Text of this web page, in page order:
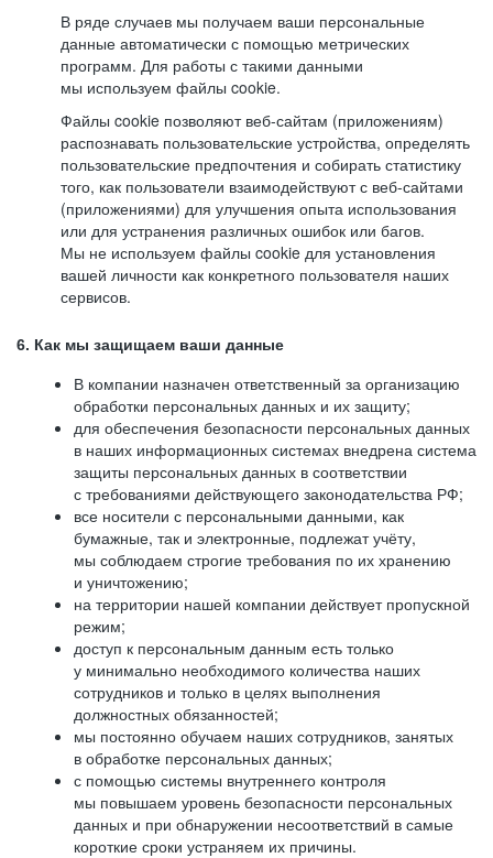
В ряде случаев мы получаем ваши персональные
данные автоматически с помощью метрических
программ. Для работы с такими данными
мы используем файлы cookie.
Файлы cookie позволяют веб-сайтам (приложениям)
распознавать пользовательские устройства, определять
пользовательские предпочтения и собирать статистику
того, как пользователи взаимодействуют с веб-сайтами
(приложениями) для улучшения опыта использования
или для устранения различных ошибок или багов.
Мы не используем файлы cookie для установления
вашей личности как конкретного пользователя наших
сервисов.
6. Как мы защищаем ваши данные
В компании назначен ответственный за организацию
обработки персональных данных и их защиту;
для обеспечения безопасности персональных данных
в наших информационных системах внедрена система
защиты персональных данных в соответствии
с требованиями действующего законодательства РФ;
все носители с персональными данными, как
бумажные, так и электронные, подлежат учёту,
мы соблюдаем строгие требования по их хранению
и уничтожению;
на территории нашей компании действует пропускной
режим;
доступ к персональным данным есть только
у минимально необходимого количества наших
сотрудников и только в целях выполнения
должностных обязанностей;
мы постоянно обучаем наших сотрудников, занятых
в обработке персональных данных;
с помощью системы внутреннего контроля
мы повышаем уровень безопасности персональных
данных и при обнаружении несоответствий в самые
короткие сроки устраняем их причины.